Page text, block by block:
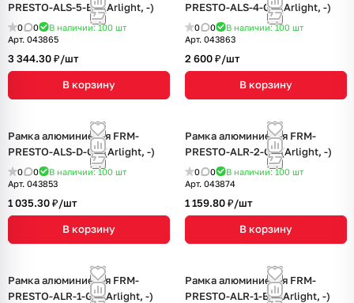
PRESTO-ALS-5-BK (Arlight, -)
0 0 В наличии: 100 шт
Арт. 043865
3 344.30 ₽/шт
В корзину
PRESTO-ALS-4-GR (Arlight, -)
0 0 В наличии: 100 шт
Арт. 043863
2 600 ₽/шт
В корзину
Рамка алюминиевая FRM-
PRESTO-ALS-D-GR (Arlight, -)
0 0 В наличии: 100 шт
Арт. 043853
1 035.30 ₽/шт
В корзину
Рамка алюминиевая FRM-
PRESTO-ALR-2-GR (Arlight, -)
0 0 В наличии: 100 шт
Арт. 043874
1 159.80 ₽/шт
В корзину
Рамка алюминиевая FRM-
PRESTO-ALR-1-GR (Arlight, -)
Рамка алюминиевая FRM-
PRESTO-ALR-1-BK (Arlight, -)